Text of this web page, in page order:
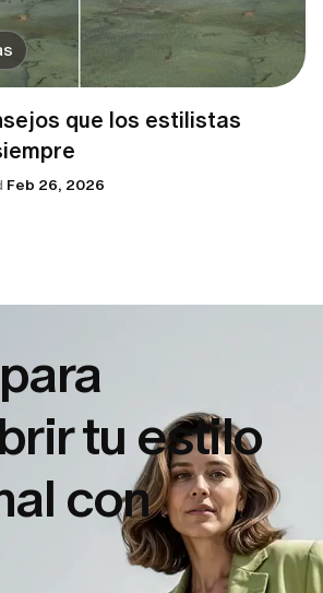
que los estilistas
Feb 26, 2026
tu estilo
con